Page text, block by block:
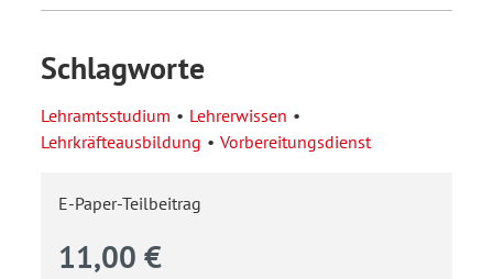
Schlagworte
Lehramtsstudium
Lehrerwissen
Lehrkräfteausbildung
Vorbereitungsdienst
E-Paper-Teilbeitrag
11,00 €